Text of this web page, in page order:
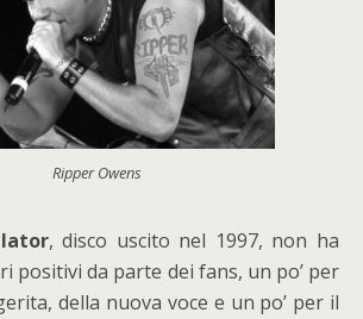
Ripper Owens
, disco uscito nel 1997, non ha
positivi da parte dei fans, un po’ per
della nuova voce e un po’ per il